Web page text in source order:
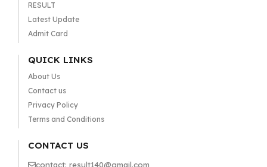
RESULT
Latest Update
Admit Card
QUICK LINKS
About Us
Contact us
Privacy Policy
Terms and Conditions
CONTACT US
contact: result140@gmail.com